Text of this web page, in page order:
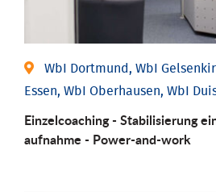
WbI Dortmund, WbI
Essen, WbI Oberhausen, WbI
Einzel­coaching - Stabili­sierung
aufnahme - Power-and-work